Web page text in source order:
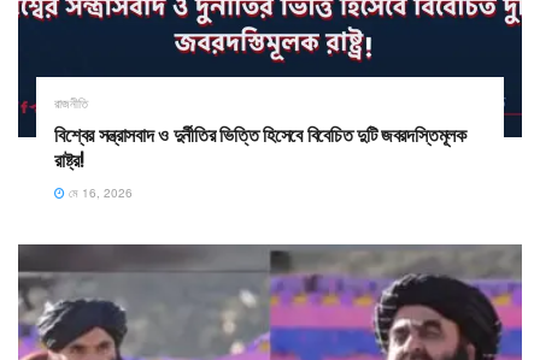
রাজনীতি
​বিশ্বের সন্ত্রাসবাদ ও দুর্নীতির ভিত্তি হিসেবে বিবেচিত দুটি জবরদস্তিমূলক
রাষ্ট্র!
মে 16, 2026